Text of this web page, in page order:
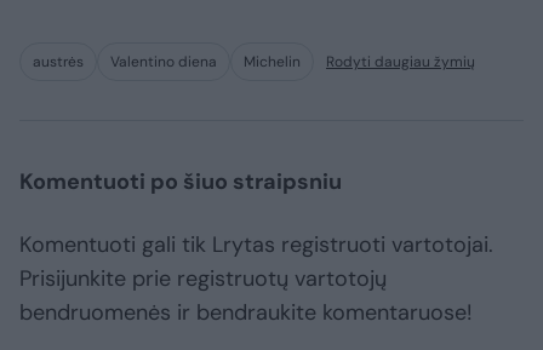
austrės Valentino diena Michelin Rodyti daugiau žymių
Komentuoti po šiuo straipsniu
Komentuoti gali tik Lrytas registruoti vartotojai.
Prisijunkite prie registruotų vartotojų
bendruomenės ir bendraukite komentaruose!